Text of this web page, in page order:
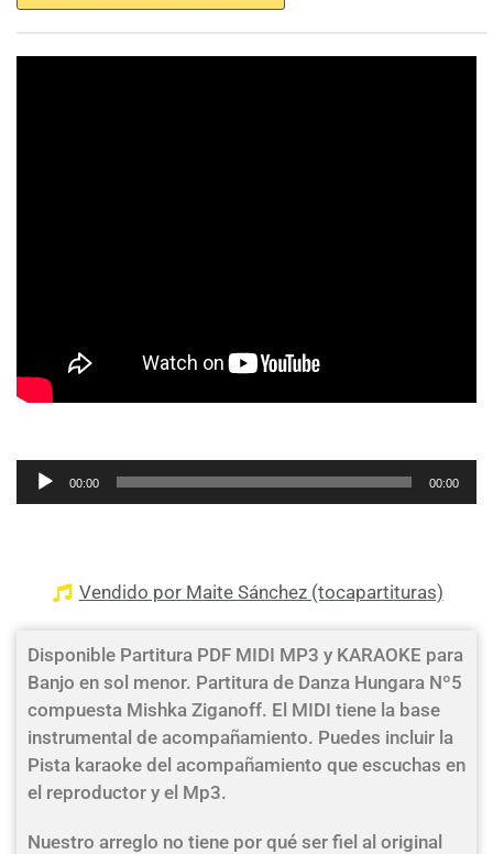
Reproductor
de
00:00 00:00
Vendido por Maite Sánchez (tocapartituras)
Disponible Partitura PDF MIDI MP3 y KARAOKE para
Banjo en sol menor. Partitura de Danza Hungara Nº5
compuesta Mishka Ziganoff. El MIDI tiene la base
instrumental de acompañamiento. Puedes incluir la
Pista karaoke del acompañamiento que escuchas en
el reproductor y el Mp3.
Nuestro arreglo no tiene por qué ser fiel al original